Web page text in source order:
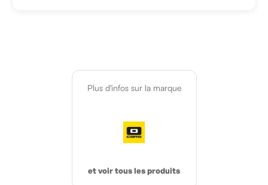
Plus d'infos sur la marque
et voir tous les produits